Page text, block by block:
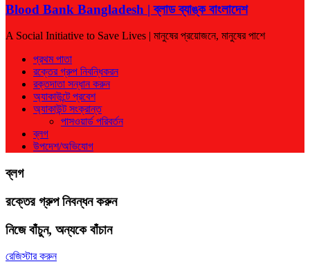
Blood Bank Bangladesh | ব্লাড ব্যাঙ্ক বাংলাদেশ
A Social Initiative to Save Lives | মানুষের প্রয়োজনে, মানুষের পাশে
প্রথম পাতা
রক্তের গ্রুপ নিবন্ধিকরন
রক্তদাতা সন্ধান করুন
অ্যাকাউন্টে প্রবেশ
অ্যাকাউন্ট সংক্রান্ত
পাসওয়ার্ড পরিবর্তন
ব্লগ
উপদেশ/অভিযোগ
ব্লগ
রক্তের গ্রুপ নিবন্ধন করুন
নিজে বাঁচুন, অন্যকে বাঁচান
রেজিস্টার করুন